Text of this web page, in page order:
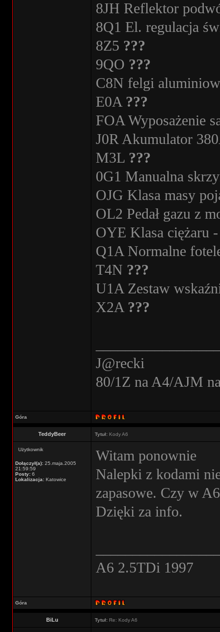
8JH Reflektor
8Q1 El. regulacja
8Z5 ???
9QO ???
C8N felgi
E0A ???
FOA Wyposażenie
J0R Akumulator
M3L ???
0G1 Manualna
OJG Klasa masy
OL2 Pedał gazu z
OYE Klasa ciężaru
Q1A Normalne
T4N ???
U1A Zestaw
X2A ???
J@recki
80/1Z na A4/AJM
Góra
TeddyBeer Tytuł: Kody A6
Użytkownik
Dołączył(a): 25.maja.2005
21:59:59
Posty: 6
Lokalizacja: Katowice
Witam ponownie
Nalepki z kodami
zapasowe. Czy w
Dzięki za info.
A6 2.5TDi 1997
Góra
BiLu Tytuł: Re: Kody A6